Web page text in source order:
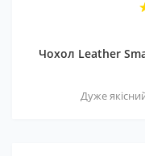
Чохол Leather
Дуже